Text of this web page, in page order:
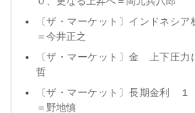
〔ザ・マーケット〕インドネシ
＝今井正之
〔ザ・マーケット〕金 上下圧力
哲
〔ザ・マーケット〕長期金利 １
＝野地慎